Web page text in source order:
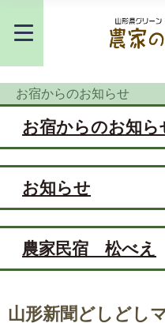
お宿からのお知らせ
お宿からのお知ら
お知らせ
農家民宿 松べえ
山形新聞どしどし